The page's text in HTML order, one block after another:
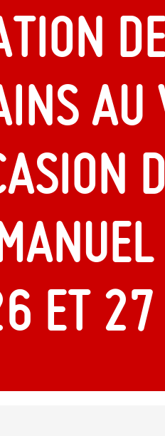
et 27